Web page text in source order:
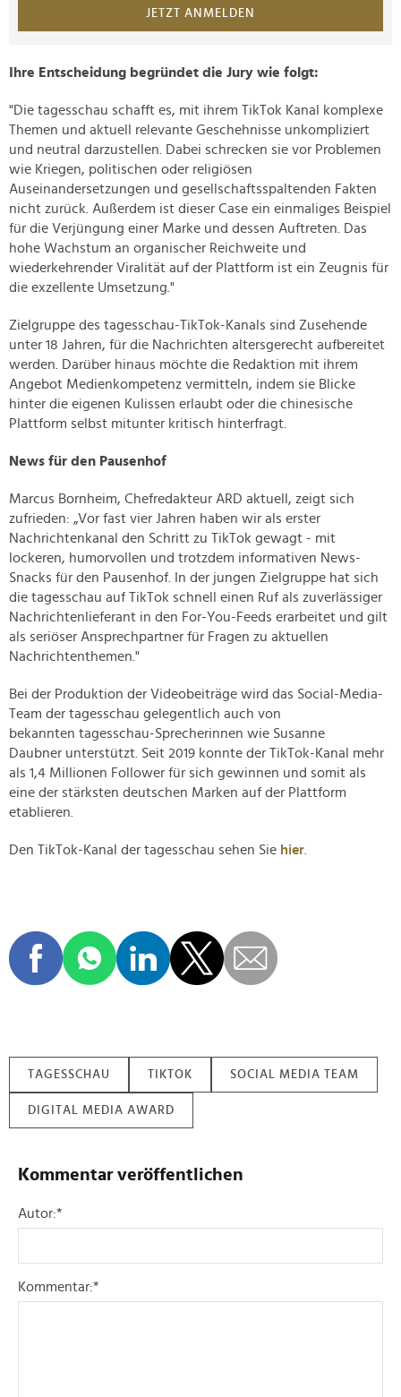
JETZT ANMELDEN
Ihre Entscheidung begründet die Jury wie folgt:
"Die tagesschau schafft es, mit ihrem TikTok Kanal komplexe
Themen und aktuell relevante Geschehnisse unkompliziert
und neutral darzustellen. Dabei schrecken sie vor Problemen
wie Kriegen, politischen oder religiösen
Auseinandersetzungen und gesellschaftsspaltenden Fakten
nicht zurück. Außerdem ist dieser Case ein einmaliges Beispiel
für die Verjüngung einer Marke und dessen Auftreten. Das
hohe Wachstum an organischer Reichweite und
wiederkehrender Viralität auf der Plattform ist ein Zeugnis für
die exzellente Umsetzung."
Zielgruppe des tagesschau-TikTok-Kanals sind Zusehende
unter 18 Jahren, für die Nachrichten altersgerecht aufbereitet
werden. Darüber hinaus möchte die Redaktion mit ihrem
Angebot Medienkompetenz vermitteln, indem sie Blicke
hinter die eigenen Kulissen erlaubt oder die chinesische
Plattform selbst mitunter kritisch hinterfragt.
News für den Pausenhof
Marcus Bornheim, Chefredakteur ARD aktuell, zeigt sich
zufrieden: „Vor fast vier Jahren haben wir als erster
Nachrichtenkanal den Schritt zu TikTok gewagt - mit
lockeren, humorvollen und trotzdem informativen News-
Snacks für den Pausenhof. In der jungen Zielgruppe hat sich
die tagesschau auf TikTok schnell einen Ruf als zuverlässiger
Nachrichtenlieferant in den For-You-Feeds erarbeitet und gilt
als seriöser Ansprechpartner für Fragen zu aktuellen
Nachrichtenthemen."
Bei der Produktion der Videobeiträge wird das Social-Media-
Team der tagesschau gelegentlich auch von
bekannten tagesschau-Sprecherinnen wie Susanne
Daubner unterstützt. Seit 2019 konnte der TikTok-Kanal mehr
als 1,4 Millionen Follower für sich gewinnen und somit als
eine der stärksten deutschen Marken auf der Plattform
etablieren.
Den TikTok-Kanal der tagesschau sehen Sie hier
TAGESSCHAU TIKTOK SOCIAL MEDIA TEAM
DIGITAL MEDIA AWARD
Kommentar veröffentlichen
Autor:*
Kommentar:*